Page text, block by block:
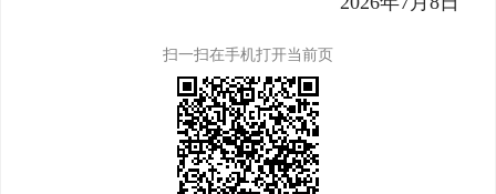
扫一扫在手机打开当前页